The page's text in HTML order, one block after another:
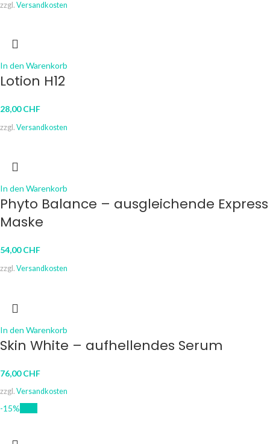
zzgl. Versandkosten
In den Warenkorb
Lotion H12
28,00CHF
zzgl. Versandkosten
In den Warenkorb
Phyto Balance – ausgleichende Express
Maske
54,00CHF
zzgl. Versandkosten
In den Warenkorb
Skin White – aufhellendes Serum
76,00CHF
zzgl. Versandkosten
-15%